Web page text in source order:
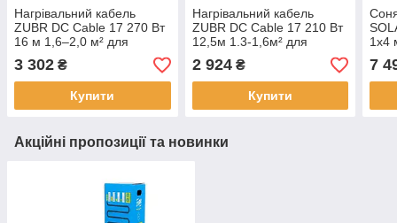
Нагрівальний кабель
ZUBR DC Cable 17 270 Вт
16 м 1,6–2,0 м² для
«тепла підлога»
3 302 ₴
Купити
Нагрівальний кабель
ZUBR DC Cable 17 210 Вт
12,5м 1.3-1,6м² для
системи «тепла підлога»
2 924₴
Купити
1x4
7
Акційні пропозиції та новинки